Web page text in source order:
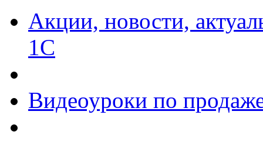
Акции, новости,
1С
Видеоуроки по